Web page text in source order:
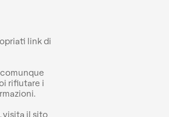
link di
rifiutare i
visita il sito